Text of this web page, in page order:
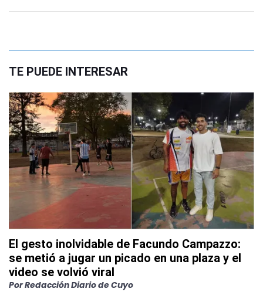
TE PUEDE INTERESAR
El gesto inolvidable de Facundo Campazzo:
se metió a jugar un picado en una plaza y el
video se volvió viral
PorRedacción Diario de Cuyo